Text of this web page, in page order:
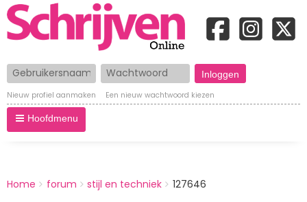
Gebruikersnaam Wachtwoord
Nieuw profiel aanmaken Een nieuw wachtwoord kiezen
Hoofdmenu
BREADCRUMBS
You
Home forum stijl en techniek 127646